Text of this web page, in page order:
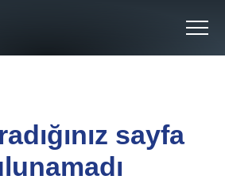
sayfa